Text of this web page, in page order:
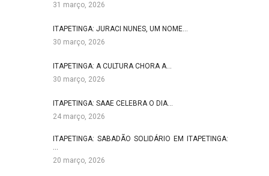
31 março, 2026
ITAPETINGA: JURACI NUNES, UM NOME…
30 março, 2026
ITAPETINGA: A CULTURA CHORA A…
30 março, 2026
ITAPETINGA: SAAE CELEBRA O DIA…
24 março, 2026
ITAPETINGA: SABADÃO SOLIDÁRIO EM ITAPETINGA:
…
20 março, 2026